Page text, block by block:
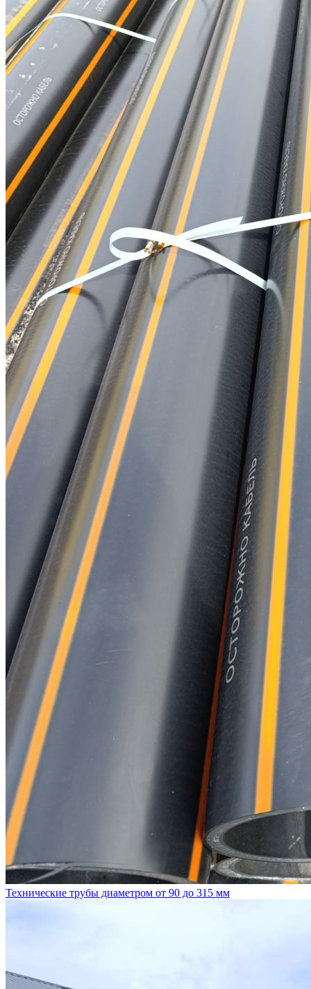
Технические трубы диаметром от 90 до 315 мм